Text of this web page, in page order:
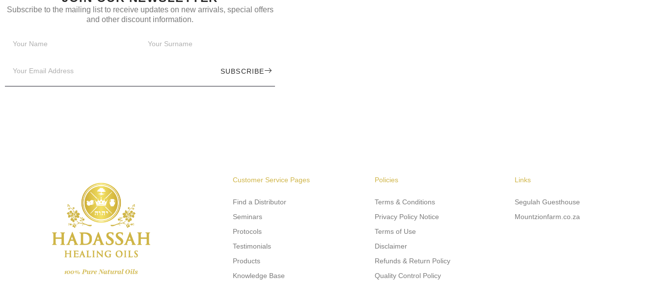
Subscribe to the mailing list to receive updates on new arrivals, special offers
and other discount information.
SUBSCRIBE
Customer Service Pages
Find a Distributor
Seminars
Protocols
Testimonials
Products
Knowledge Base
Policies
Terms & Conditions
Privacy Policy Notice
Terms of Use
Disclaimer
Refunds & Return Policy
Quality Control Policy
Links
Segulah Guesthouse
Mountzionfarm.co.za